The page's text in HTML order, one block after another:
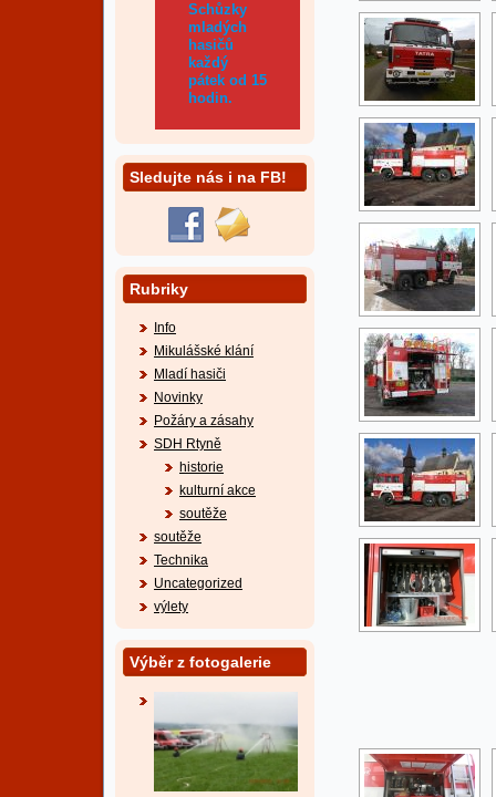
Schůzky
mladých
hasičů
každý
pátek od 15
hodin.
Sledujte nás i na FB!
Rubriky
Info
Mikulášské klání
Mladí hasiči
Novinky
Požáry a zásahy
SDH Rtyně
historie
kulturní akce
soutěže
soutěže
Technika
Uncategorized
výlety
Výběr z fotogalerie